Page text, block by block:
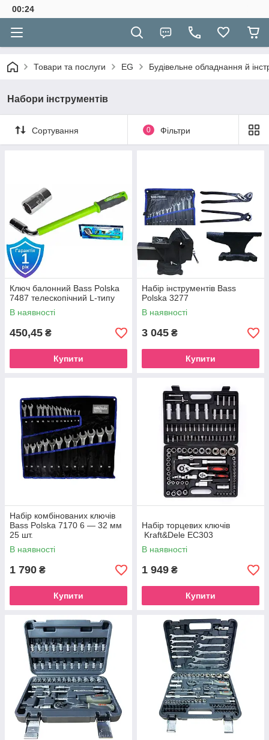
00:24
Товари та послуги EG Будівельне обладнання й
Набори інструментів
Сортування 0 Фільтри
Ключ балонний Bass Polska
7487 телескопічний L-типу
В наявності
450,45 ₴
Купити
Набір інструментів Bass
Polska 3277
В наявності
3 045 ₴
Купити
Набір комбінованих ключів
Bass Polska 7170 6 — 32 мм
25 шт.
В наявності
1 790 ₴
Купити
Набір торцевих ключів
Kraft&Dele EC303
В наявності
1 949 ₴
Купити